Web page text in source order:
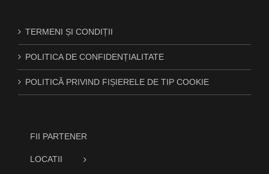
TERMENI ȘI CONDIȚII
POLITICA DE CONFIDENȚIALITATE
POLITICĂ PRIVIND FIȘIERELE DE TIP COOKIE
FII PARTENER
LOCATII